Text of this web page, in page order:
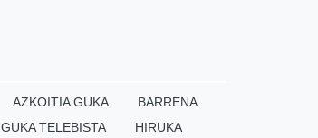
AZKOITIA GUKA
BARRENA
GUKA TELEBISTA HIRUKA